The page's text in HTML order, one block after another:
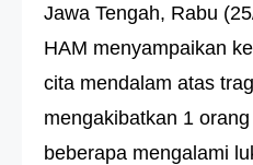
Jawa Tengah, Rabu
HAM menyampaikan
cita mendalam atas
mengakibatkan 1
beberapa mengalami